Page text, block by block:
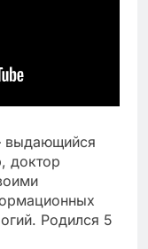
выдающийся
доктор
Родился 5